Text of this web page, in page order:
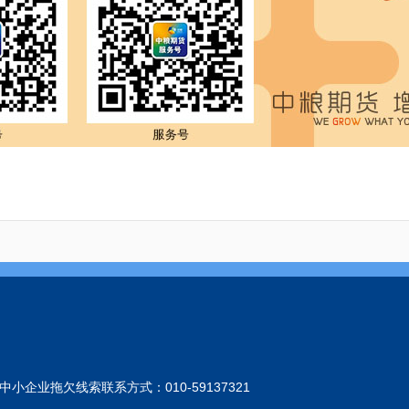
小企业拖欠线索联系方式：010-59137321